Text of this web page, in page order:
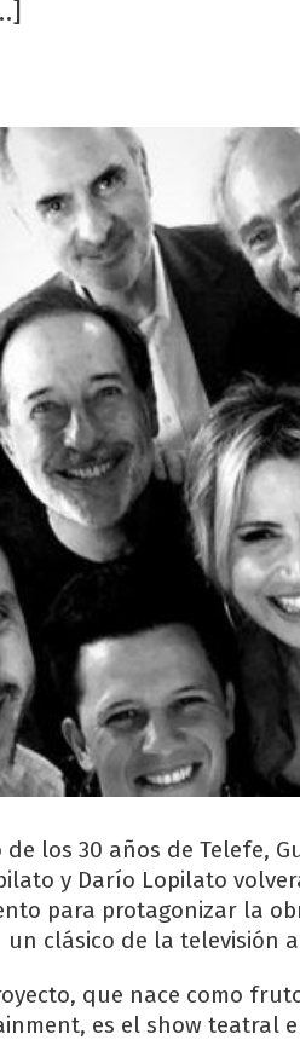
de los 30 años de Telefe,
y Darío Lopilato
para protagonizar la
un clásico de la televisión
que nace como
es el show teatral